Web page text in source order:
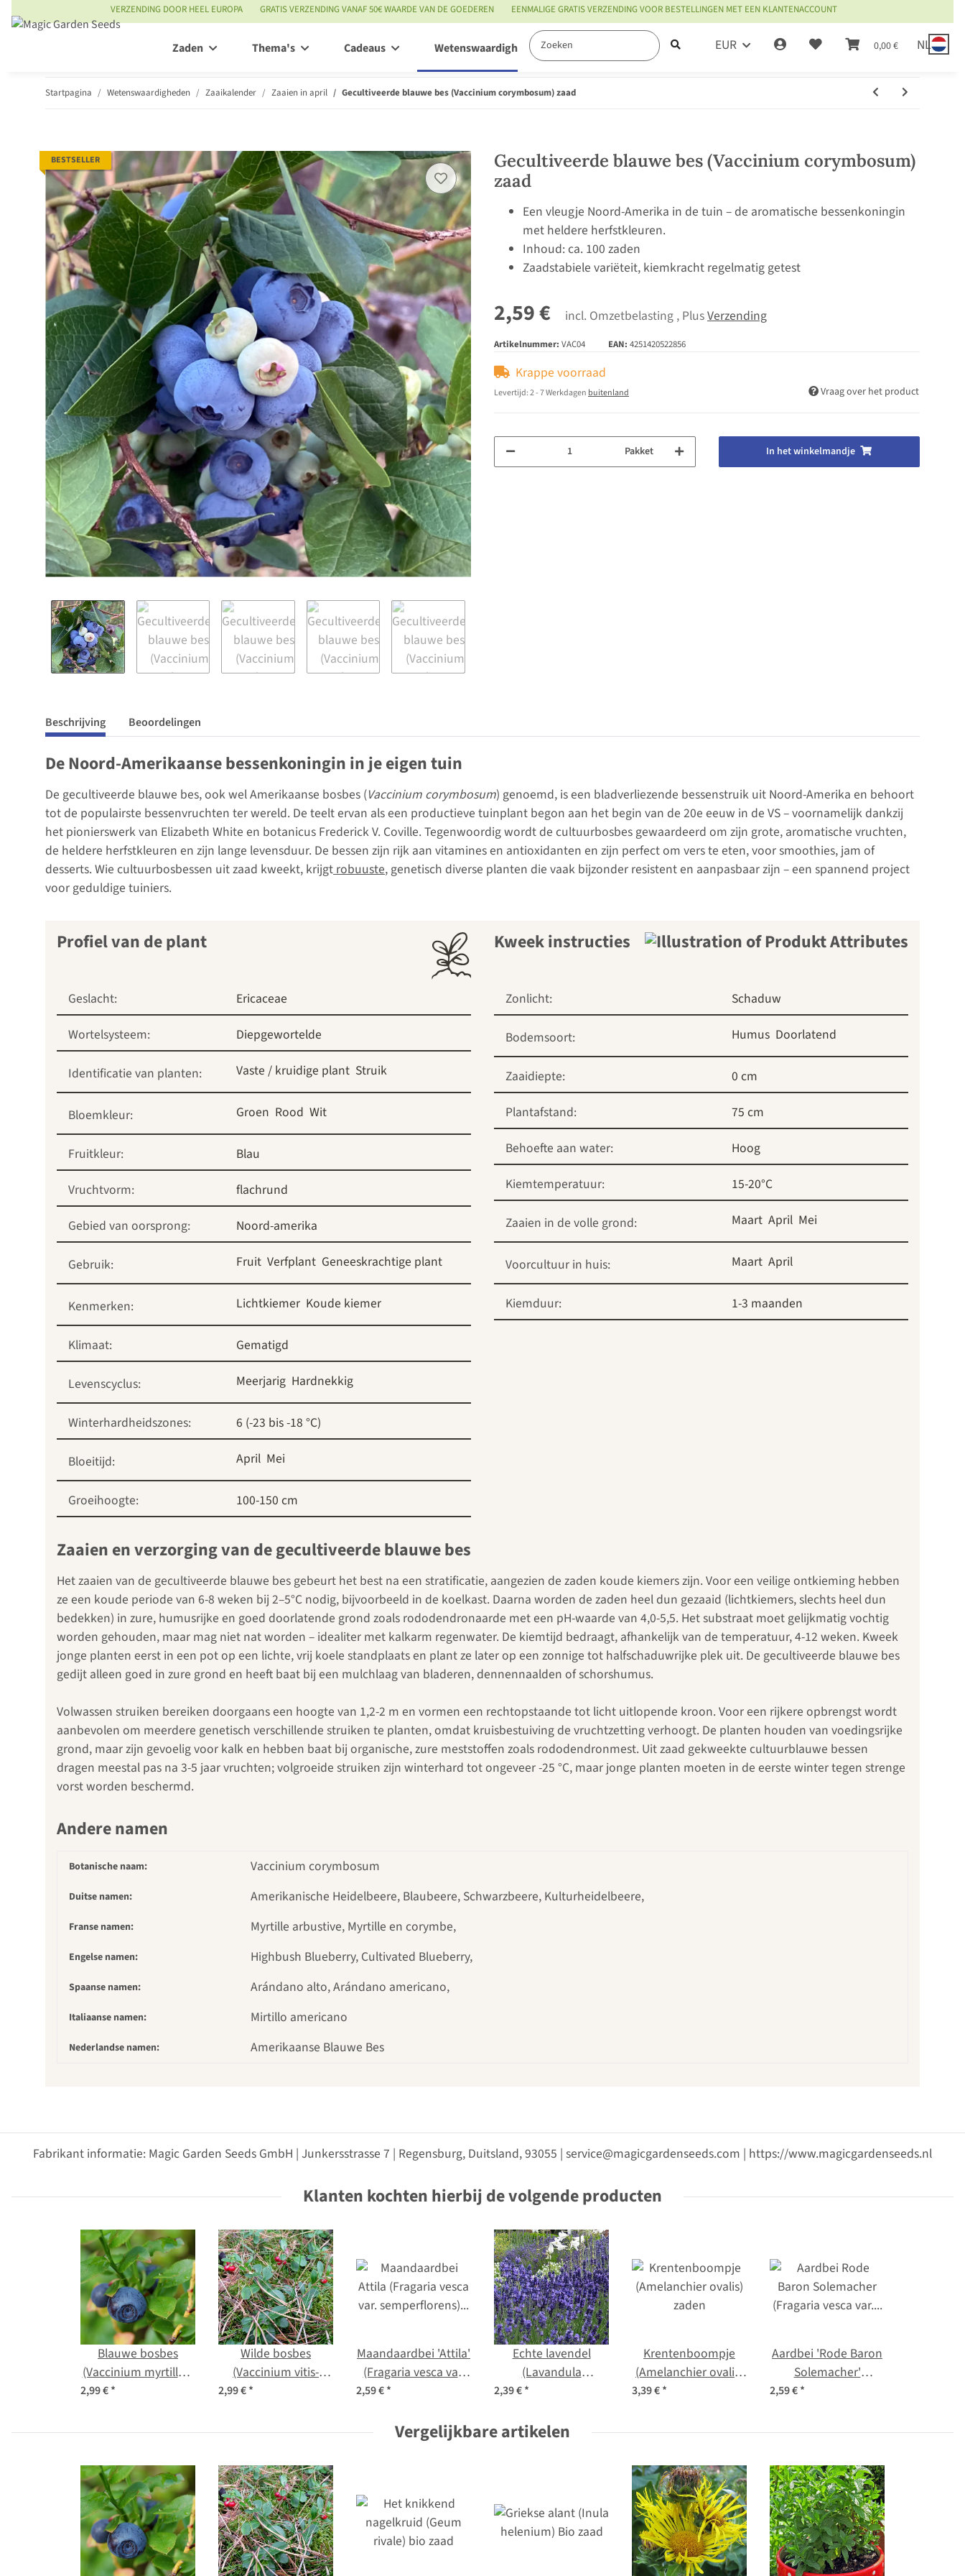
VERZENDING DOOR HEEL EUROPA GRATIS VERZENDING VANAF 50€ WAARDE VAN DE GOEDEREN EENMALIGE GRATIS VERZENDING VOOR BESTELLINGEN MET EEN KLANTENACCOUNT
EUR 0,00 € NL
Zaden Thema's Cadeaus Wetenswaardigheden
Startpagina Wetenswaardigheden Zaaikalender Zaaien in april Gecultiveerde blauwe bes (Vaccinium corymbosum) zaad
BESTSELLER
Gecultiveerde blauwe bes (Vaccinium corymbosum)
zaad
Een vleugje Noord-Amerika in de tuin – de aromatische bessenkoningin
met heldere herfstkleuren.
Inhoud: ca. 100 zaden
Zaadstabiele variëteit, kiemkracht regelmatig getest
2,59 € incl. Omzetbelasting , PlusVerzending
Artikelnummer: VAC04 EAN: 4251420522856
Krappe voorraad
Levertijd:2 - 7 Werkdagen buitenland Vraag over het product
Pakket In het winkelmandje
Beschrijving Beoordelingen
De Noord-Amerikaanse bessenkoningin in je eigen tuin
De gecultiveerde blauwe bes, ook wel Amerikaanse bosbes (Vaccinium corymbosum) genoemd, is een bladverliezende bessenstruik uit Noord-Amerika en behoort
tot de populairste bessenvruchten ter wereld. De teelt ervan als een productieve tuinplant begon aan het begin van de 20e eeuw in de VS – voornamelijk dankzij
het pionierswerk van Elizabeth White en botanicus Frederick V. Coville. Tegenwoordig wordt de cultuurbosbes gewaardeerd om zijn grote, aromatische vruchten,
de heldere herfstkleuren en zijn lange levensduur. De bessen zijn rijk aan vitamines en antioxidanten en zijn perfect om vers te eten, voor smoothies, jam of
desserts. Wie cultuurbosbessen uit zaad kweekt, krijgtrobuuste, genetisch diverse planten die vaak bijzonder resistent en aanpasbaar zijn – een spannend project
voor geduldige tuiniers.
Profiel van de plant
Geslacht:
Ericaceae
Wortelsysteem:
Diepgewortelde
Identificatie van planten: Vaste / kruidige plant Struik
Bloemkleur: Groen Rood Wit
Fruitkleur:
Blau
Vruchtvorm:
flachrund
Gebied van oorsprong:
Noord-amerika
Gebruik: Fruit Verfplant Geneeskrachtige plant
Kenmerken: Lichtkiemer Koude kiemer
Klimaat: Gematigd
Levenscyclus: Meerjarig Hardnekkig
Winterhardheidszones: 6 (-23 bis -18 °C)
Bloeitijd: April Mei
Groeihoogte: 100-150 cm
Kweek instructies
Zonlicht: Schaduw
Bodemsoort: Humus Doorlatend
Zaaidiepte:
0 cm
Plantafstand:
75 cm
Behoefte aan water:
Hoog
Kiemtemperatuur:
15-20°C
Zaaien in de volle grond: Maart April Mei
Voorcultuur in huis: Maart April
Kiemduur: 1-3 maanden
Zaaien en verzorging van de gecultiveerde blauwe bes
Het zaaien van de gecultiveerde blauwe bes gebeurt het best na een stratificatie, aangezien de zaden koude kiemers zijn. Voor een veilige ontkieming hebben
ze een koude periode van 6-8 weken bij 2–5°C nodig, bijvoorbeeld in de koelkast. Daarna worden de zaden heel dun gezaaid (lichtkiemers, slechts heel dun
bedekken) in zure, humusrijke en goed doorlatende grond zoals rododendronaarde met een pH-waarde van 4,0-5,5. Het substraat moet gelijkmatig vochtig
worden gehouden, maar mag niet nat worden – idealiter met kalkarm regenwater. De kiemtijd bedraagt, afhankelijk van de temperatuur, 4-12 weken. Kweek
jonge planten eerst in een pot op een lichte, vrij koele standplaats en plant ze later op een zonnige tot halfschaduwrijke plek uit. De gecultiveerde blauwe bes
gedijt alleen goed in zure grond en heeft baat bij een mulchlaag van bladeren, dennennaalden of schorshumus.
Volwassen struiken bereiken doorgaans een hoogte van 1,2-2 m en vormen een rechtopstaande tot licht uitlopende kroon. Voor een rijkere opbrengst wordt
aanbevolen om meerdere genetisch verschillende struiken te planten, omdat kruisbestuiving de vruchtzetting verhoogt. De planten houden van voedingsrijke
grond, maar zijn gevoelig voor kalk en hebben baat bij organische, zure meststoffen zoals rododendronmest. Uit zaad gekweekte cultuurblauwe bessen
dragen meestal pas na 3-5 jaar vruchten; volgroeide struiken zijn winterhard tot ongeveer -25 °C, maar jonge planten moeten in de eerste winter tegen strenge
vorst worden beschermd.
Andere namen
Botanische naam: Vaccinium corymbosum
Duitse namen: Amerikanische Heidelbeere, Blaubeere, Schwarzbeere, Kulturheidelbeere,
Franse namen: Myrtille arbustive, Myrtille en corymbe,
Engelse namen: Highbush Blueberry, Cultivated Blueberry,
Spaanse namen: Arándano alto, Arándano americano,
Italiaanse namen: Mirtillo americano
Nederlandse namen: Amerikaanse Blauwe Bes
Fabrikant informatie: Magic Garden Seeds GmbH | Junkersstrasse 7 | Regensburg, Duitsland, 93055 | service@magicgardenseeds.com | https://www.magicgardenseeds.nl
Klanten kochten hierbij de volgende producten
Blauwe bosbes
(Vaccinium myrtillus)
2,99 €*
Wilde bosbes
(Vaccinium vitis-
idaea) bio zaad
2,99 €*
Maandaardbei 'Attila'
(Fragaria vesca var.
semperflorens)
2,59 €*
Echte lavendel
(Lavandula
angustifolia) zaden
2,39 €*
Krentenboompje
(Amelanchier ovalis)
3,39 €*
Aardbei 'Rode Baron
Solemacher'
(Fragaria vesca var.
zaden
2,59 €*
Vergelijkbare artikelen